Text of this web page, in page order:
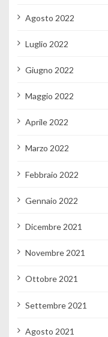
Agosto 2022
Luglio 2022
Giugno 2022
Maggio 2022
Aprile 2022
Marzo 2022
Febbraio 2022
Gennaio 2022
Dicembre 2021
Novembre 2021
Ottobre 2021
Settembre 2021
Agosto 2021